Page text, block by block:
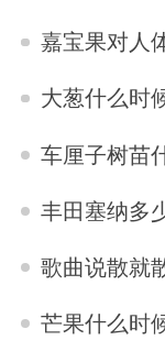
嘉宝果对人
大葱什么时候
车厘子树苗
丰田塞纳多少
歌曲说散就
芒果什么时